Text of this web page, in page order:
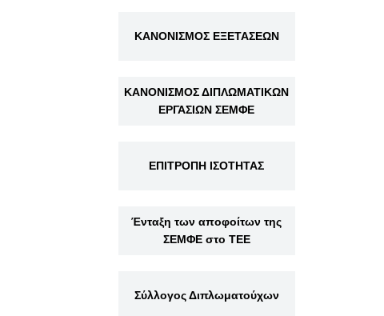
ΚΑΝΟΝΙΣΜΟΣ ΕΞΕΤΑΣΕΩΝ
ΚΑΝΟΝΙΣΜΟΣ ΔΙΠΛΩΜΑΤΙΚΩΝ
ΕΡΓΑΣΙΩΝ ΣΕΜΦΕ
ΕΠΙΤΡΟΠΗ ΙΣΟΤΗΤΑΣ
Ένταξη των αποφοίτων της
ΣΕΜΦΕ στο ΤΕΕ
Σύλλογος Διπλωματούχων